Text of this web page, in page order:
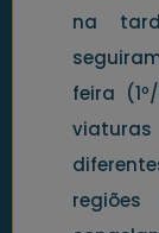
na
feira